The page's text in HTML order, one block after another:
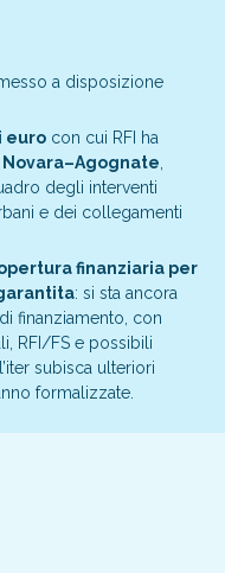
a disposizione
euro con cui RFI ha
Novara–Agognate,
degli interventi
e dei collegamenti
finanziaria per
: si sta ancora
finanziamento, con
RFI/FS e possibili
subisca ulteriori
formalizzate.